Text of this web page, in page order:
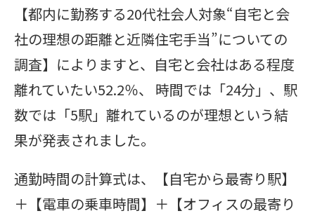
【都内に勤務する20代社会人対象“自宅と会
社の理想の距離と近隣住宅手当”についての
調査】によりますと、自宅と会社はある程度
離れていたい52.2％、 時間では「24分」、駅
数では「5駅」離れているのが理想という結
果が発表されました。
通勤時間の計算式は、【自宅から最寄り駅】
＋【電車の乗車時間】＋【オフィスの最寄り